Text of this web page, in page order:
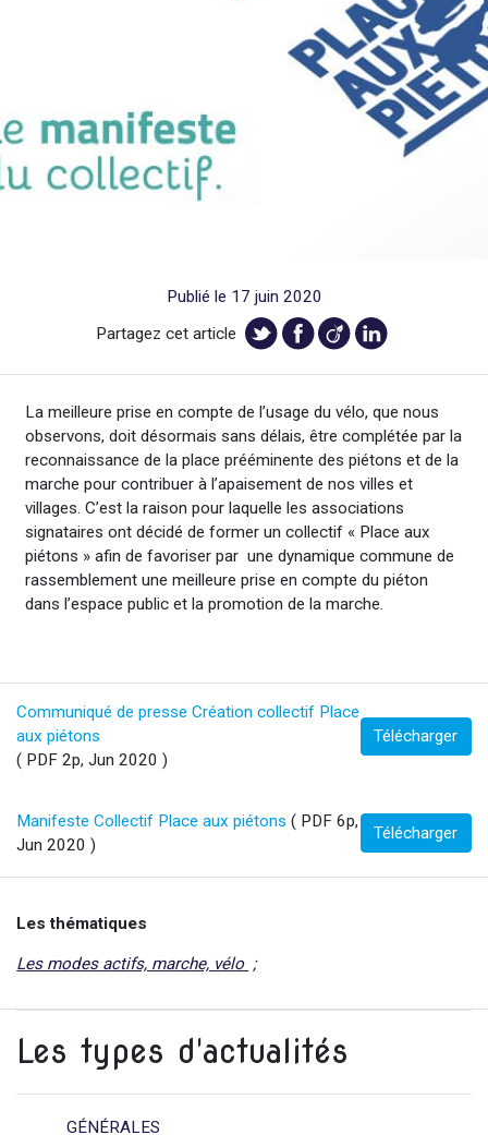
Publié le 17 juin 2020
Partagez cet article
La meilleure prise en compte de l’usage du vélo, que nous
observons, doit désormais sans délais, être complétée par la
reconnaissance de la place prééminente des piétons et de la
marche pour contribuer à l’apaisement de nos villes et
villages. C’est la raison pour laquelle les associations
signataires ont décidé de former un collectif « Place aux
piétons » afin de favoriser par une dynamique commune de
rassemblement une meilleure prise en compte du piéton
dans l’espace public et la promotion de la marche.
Communiqué de presse Création collectif Place
aux piétons
( PDF 2p, Jun 2020 )
Télécharger
Manifeste Collectif Place aux piétons ( PDF 6p,
Jun 2020 )
Télécharger
Les thématiques
Les modes actifs, marche, vélo
Les types d'actualités
GÉNÉRALES